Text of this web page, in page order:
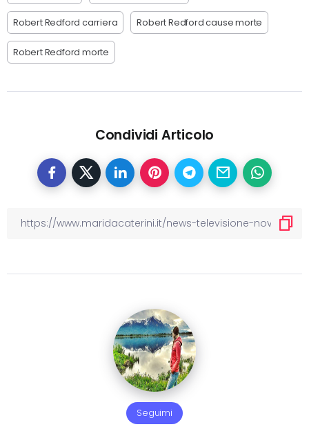
Robert Redford carriera Robert Redford cause morte
Robert Redford morte
Condividi Articolo
Seguimi